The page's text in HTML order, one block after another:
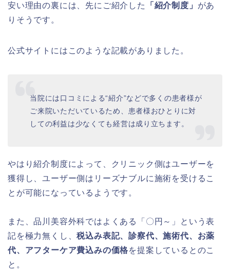
安い理由の裏には、先にご紹介した
「紹介制度」 があ
りそうです。
公式サイトにはこのような記載がありました。
当院には口コミによる“紹介”などで多くの患者様が
ご来院いただいているため、患者様おひとりに対
しての利益は少なくても経営は成り立ちます。
やはり紹介制度によって、クリニック側はユーザーを
獲得し、ユーザー側はリーズナブルに施術を受けるこ
とが可能になっているようです。
また、品川美容外科ではよくある「〇円～」という表
記を極力無くし、税込み表記、診察代、施術代、お薬
代、アフターケア費込みの価格を提案しているとのこ
と。